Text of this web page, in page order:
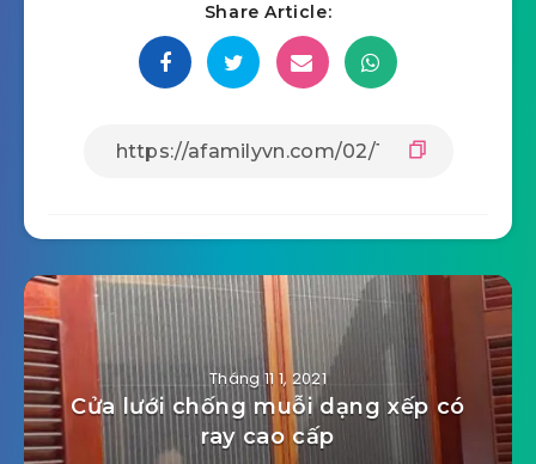
Share Article:
Tháng 11 1, 2021
Cửa lưới chống muỗi dạng xếp có
ray cao cấp